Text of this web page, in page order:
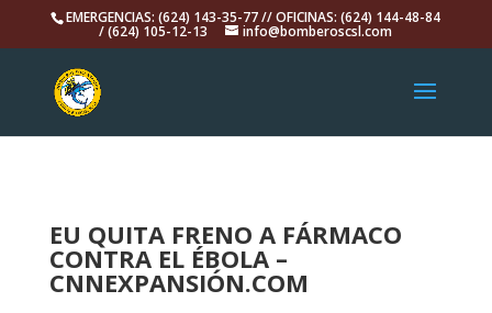
EMERGENCIAS: (624) 143-35-77 // OFICINAS: (624) 144-48-84
/ (624) 105-12-13 info@bomberoscsl.com
EU QUITA FRENO A FÁRMACO
CONTRA EL ÉBOLA –
CNNEXPANSIÓN.COM